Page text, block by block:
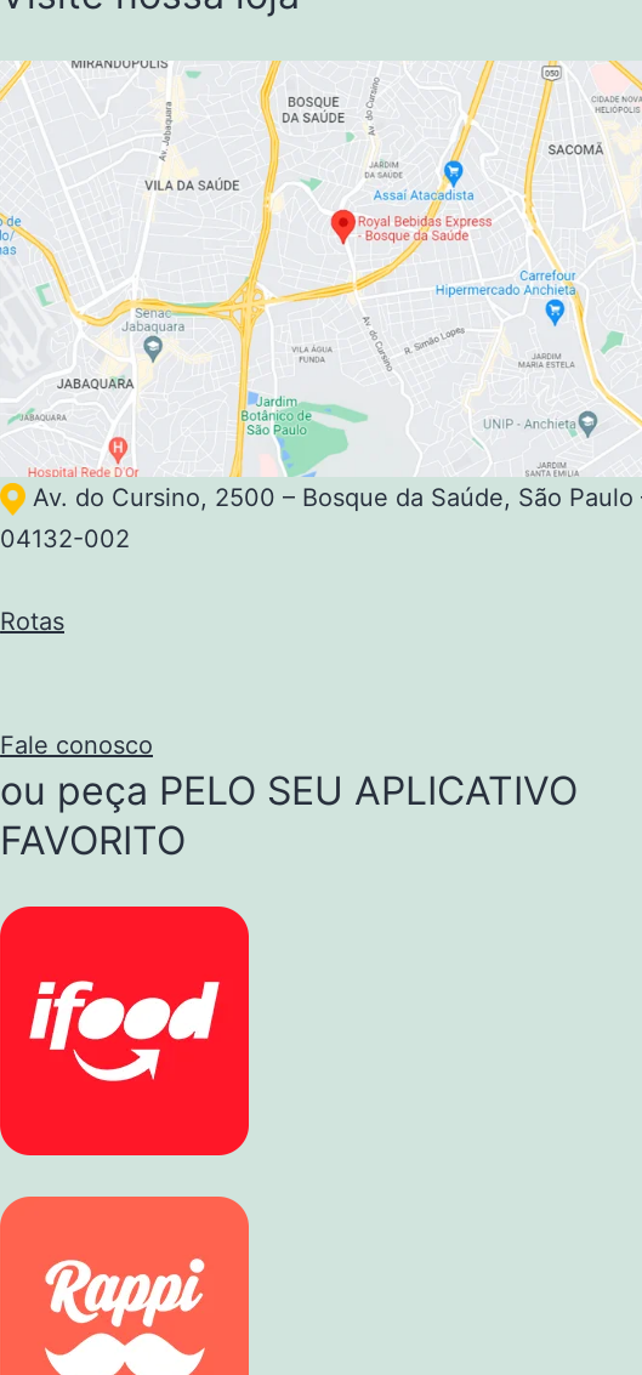
Av. do Cursino, 2500 – Bosque da Saúde, São Paulo
04132-002
Rotas
Fale conosco
ou peça PELO SEU APLICATIVO
FAVORITO